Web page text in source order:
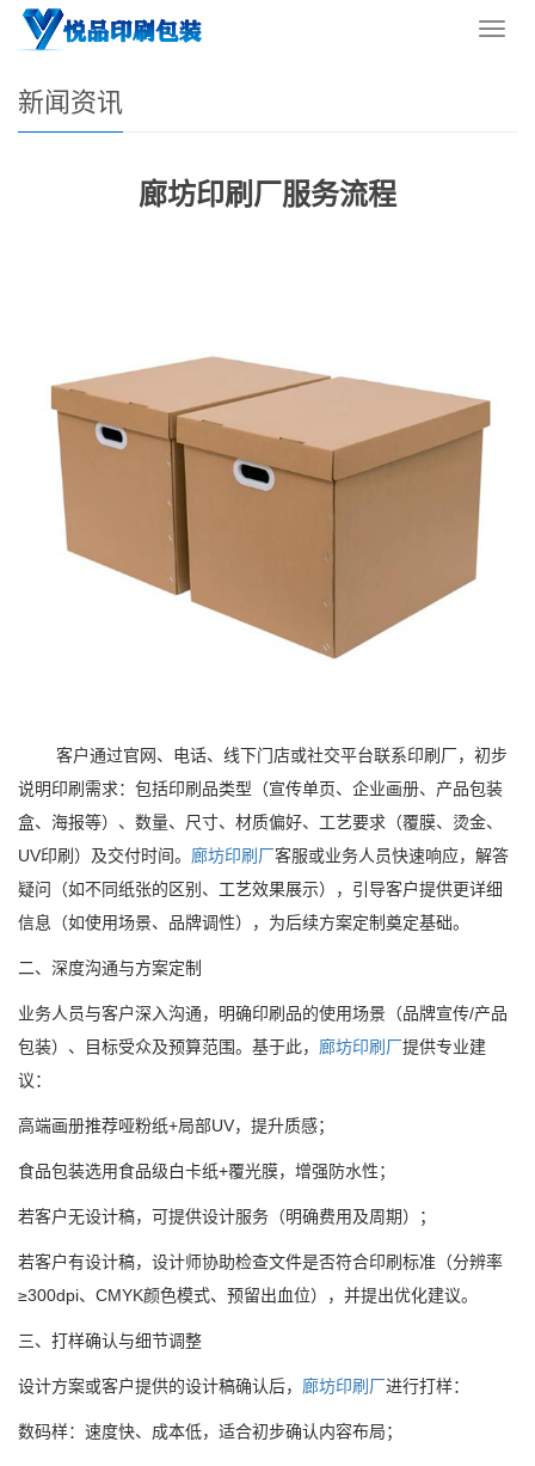
导
您的位置： 网站首页>
新闻资讯
廊坊印刷厂服务流程
客户通过官网、电话、线下门店或社交平台联系印刷厂，初步
说明印刷需求：包括印刷品类型（宣传单页、企业画册、产品包装
盒、海报等）、数量、尺寸、材质偏好、工艺要求（覆膜、烫金、
UV印刷）及交付时间。 廊坊印刷厂客服或业务人员快速响应，解答
疑问（如不同纸张的区别、工艺效果展示），引导客户提供更详细
信息（如使用场景、品牌调性），为后续方案定制奠定基础。
二、深度沟通与方案定制
业务人员与客户深入沟通，明确印刷品的使用场景（品牌宣传/产品
包装）、目标受众及预算范围。基于此， 廊坊印刷厂提供专业建
议：
高端画册推荐哑粉纸+局部UV，提升质感；
食品包装选用食品级白卡纸+覆光膜，增强防水性；
若客户无设计稿，可提供设计服务（明确费用及周期）；
若客户有设计稿，设计师协助检查文件是否符合印刷标准（分辨率
≥300dpi、CMYK颜色模式、预留出血位），并提出优化建议。
三、打样确认与细节调整
设计方案或客户提供的设计稿确认后， 廊坊印刷厂进行打样：
数码样：速度快、成本低，适合初步确认内容布局；